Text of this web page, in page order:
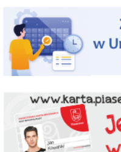
użytkowników
czytników
ekranowych Znajdujesz
się
podstronie
sprawie
zadania